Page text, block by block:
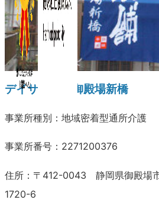
デイサービス御殿場新橋
事業所種別：地域密着型通所介護
事業所番号：2271200376
住所：〒412-0043 静岡県御殿場
1720-6